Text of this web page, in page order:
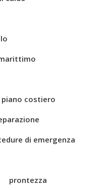
piano costiero
di emergenza
prontezza